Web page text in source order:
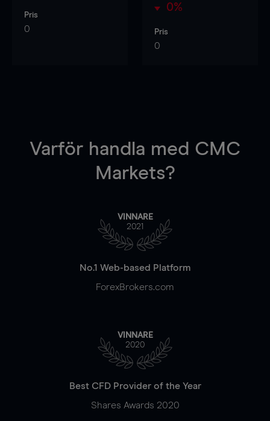
Pris
0
0%
Pris
0
Varför handla med CMC
Markets?
VINNARE
2021
No.1 Web-based Platform
ForexBrokers.com
VINNARE
2020
Best CFD Provider of the Year
Shares Awards 2020